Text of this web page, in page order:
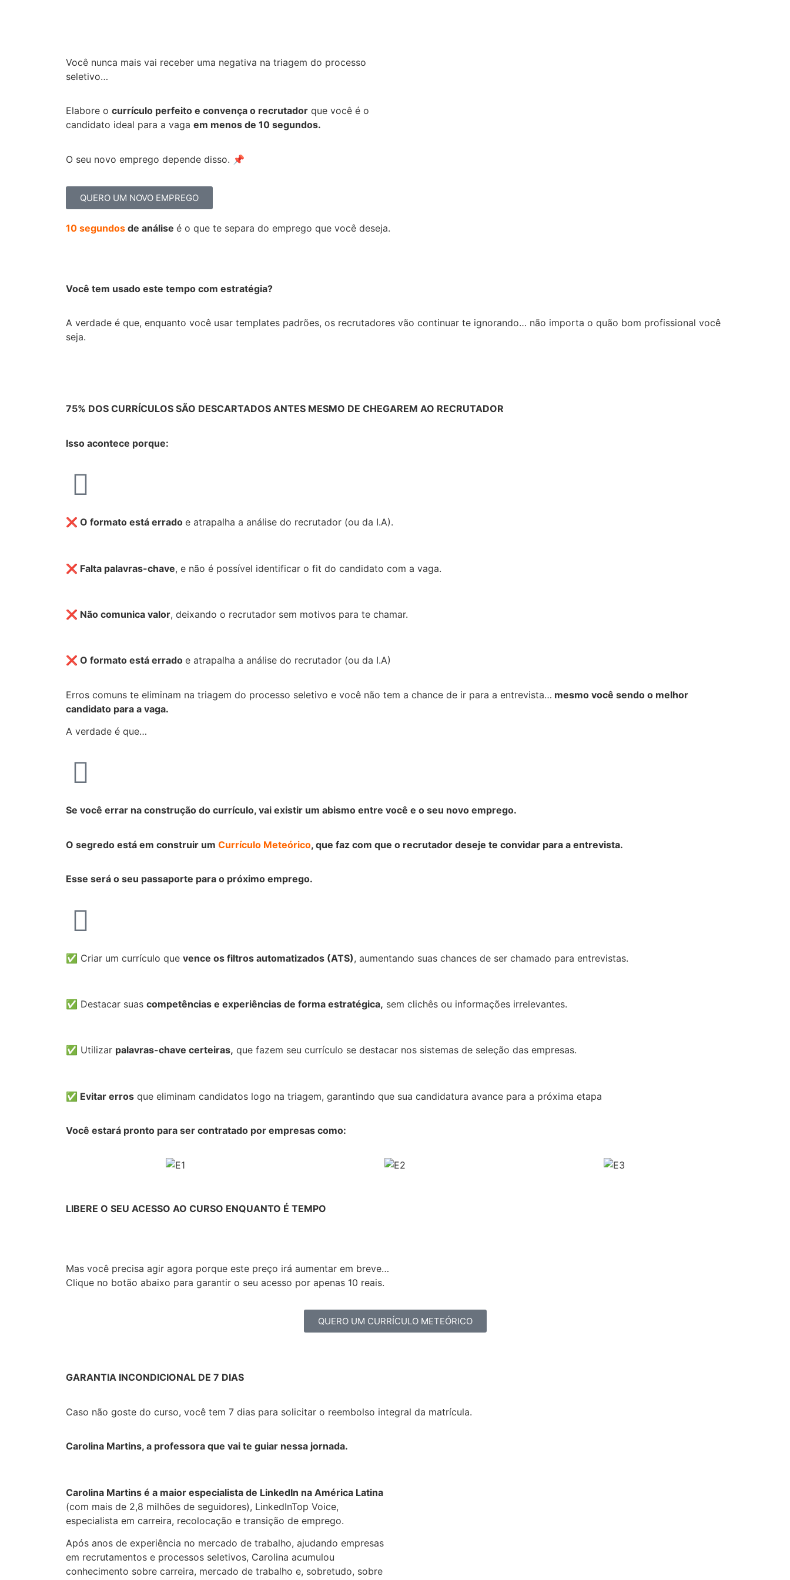
Você nunca mais vai receber uma negativa na triagem do processo
seletivo…
Elabore o currículo perfeito e convença o recrutador que você é o
candidato ideal para a vaga em menos de 10 segundos.
O seu novo emprego depende disso. 📌
QUERO UM NOVO EMPREGO
10 segundos de análise é o que te separa do emprego que você deseja.
Você tem usado este tempo com estratégia?
A verdade é que, enquanto você usar templates padrões, os recrutadores vão continuar te ignorando… não importa o quão bom profissional você
seja.
75% DOS CURRÍCULOS SÃO DESCARTADOS ANTES MESMO DE CHEGAREM AO RECRUTADOR
Isso acontece porque:
❌ O formato está errado e atrapalha a análise do recrutador (ou da I.A).
❌ Falta palavras-chave, e não é possível identificar o fit do candidato com a vaga.
❌ Não comunica valor, deixando o recrutador sem motivos para te chamar.
❌ O formato está errado e atrapalha a análise do recrutador (ou da I.A)
Erros comuns te eliminam na triagem do processo seletivo e você não tem a chance de ir para a entrevista… mesmo você sendo o melhor
candidato para a vaga.
A verdade é que…
Se você errar na construção do currículo, vai existir um abismo entre você e o seu novo emprego.
O segredo está em construir um Currículo Meteórico, que faz com que o recrutador deseje te convidar para a entrevista.
Esse será o seu passaporte para o próximo emprego.
✅ Criar um currículo que vence os filtros automatizados (ATS), aumentando suas chances de ser chamado para entrevistas.
✅ Destacar suas competências e experiências de forma estratégica, sem clichês ou informações irrelevantes.
✅ Utilizar palavras-chave certeiras, que fazem seu currículo se destacar nos sistemas de seleção das empresas.
✅ Evitar erros que eliminam candidatos logo na triagem, garantindo que sua candidatura avance para a próxima etapa
Você estará pronto para ser contratado por empresas como:
LIBERE O SEU ACESSO AO CURSO ENQUANTO É TEMPO
Mas você precisa agir agora porque este preço irá aumentar em breve…
Clique no botão abaixo para garantir o seu acesso por apenas 10 reais.
QUERO UM CURRÍCULO METEÓRICO
GARANTIA INCONDICIONAL DE 7 DIAS
Caso não goste do curso, você tem 7 dias para solicitar o reembolso integral da matrícula.
Carolina Martins, a professora que vai te guiar nessa jornada.
Carolina Martins é a maior especialista de LinkedIn na América Latina
(com mais de 2,8 milhões de seguidores), LinkedInTop Voice,
especialista em carreira, recolocação e transição de emprego.
Após anos de experiência no mercado de trabalho, ajudando empresas
em recrutamentos e processos seletivos, Carolina acumulou
conhecimento sobre carreira, mercado de trabalho e, sobretudo, sobre